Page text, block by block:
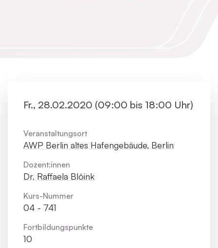
Fr., 28.02.2020 (09:00 bis 18:00 Uhr)
Veranstaltungsort
AWP Berlin altes Hafengebäude, Berlin
Dozent:innen
Dr. Raffaela Blöink
Kurs-Nummer
04 - 741
Fortbildungs­punkte
10